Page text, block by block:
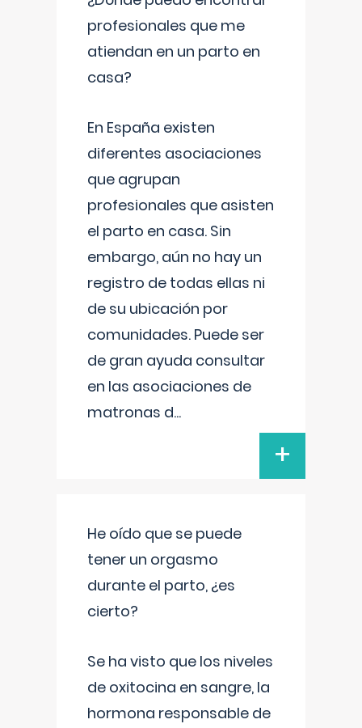
profesionales que me
atiendan en un parto en
casa?
En España existen
diferentes asociaciones
que agrupan
profesionales que asisten
el parto en casa. Sin
embargo, aún no hay un
registro de todas ellas ni
de su ubicación por
comunidades. Puede ser
de gran ayuda consultar
en las asociaciones de
matronas d...
+
He oído que se puede
tener un orgasmo
durante el parto, ¿es
cierto?
Se ha visto que los niveles
de oxitocina en sangre, la
hormona responsable de